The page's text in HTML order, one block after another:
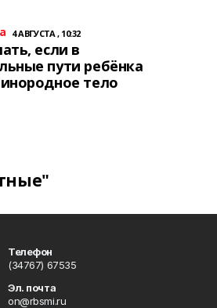
4 АВГУСТА , 10:32
если в
пути ребёнка
тело
Телефон
(34767) 67535
Эл. почта
on@rbsmi.ru